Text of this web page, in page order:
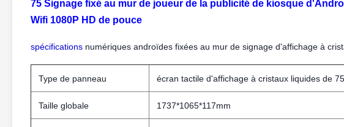
75 Signage fixé au mur de joueur de la publicité de kiosque
Wifi 1080P HD de pouce
spécifications numériques androïdes fixées au mur de signage d'affichage à
Type de panneau écran tactile d'affichage à cristaux liquides de
Taille globale 1737*1065*117mm